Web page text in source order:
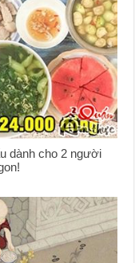
dành cho 2 người